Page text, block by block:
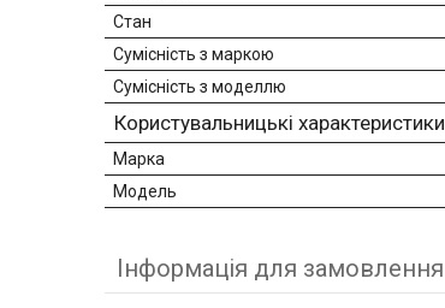
Стан
Сумісність з маркою
Сумісність з моделлю
Користувальницькі характеристики
Марка
Модель
Інформація для замовлення